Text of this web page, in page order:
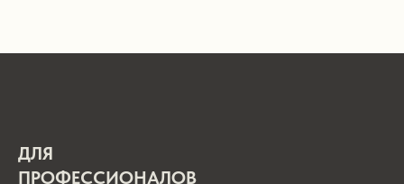
ДЛЯ
ПРОФЕССИОНАЛОВ